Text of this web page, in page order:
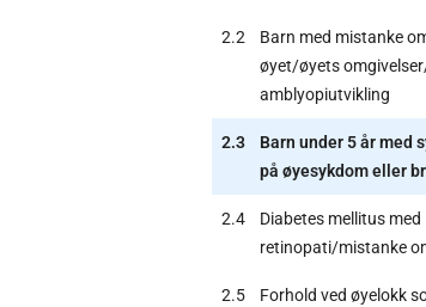
2.2
Barn med mistanke
øyet/øyets
amblyopiutvikling
2.3
Barn under 5 år med
på øyesykdom eller
2.4
Diabetes mellitus med
retinopati/mistanke
2.5
Forhold ved øyelokk